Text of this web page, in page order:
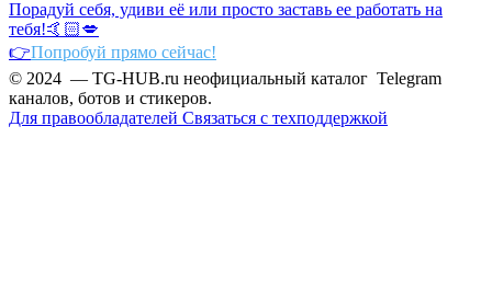
Порадуй себя, удиви её или просто заставь ее работать на
тебя!🤙🏻💋
👉Попробуй прямо сейчас!
© 2024 — TG-HUB.ru неофициальный каталог Telegram
каналов, ботов и стикеров.
Для правообладателей Связаться с техподдержкой